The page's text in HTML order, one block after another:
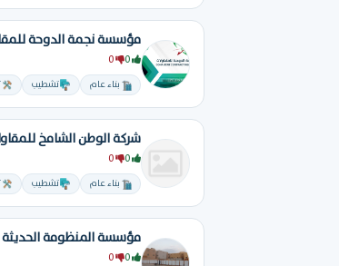
مؤسسة نجمة الدوحة
بناء عام تشطيب
شركة الوطن الشامخ
بناء عام تشطيب
مؤسسة المنظومة الحديثة